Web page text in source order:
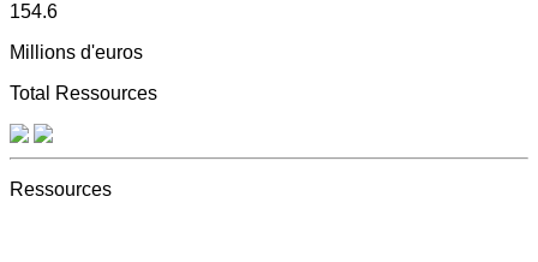
154.6
Millions d'euros
Total Ressources
Ressources